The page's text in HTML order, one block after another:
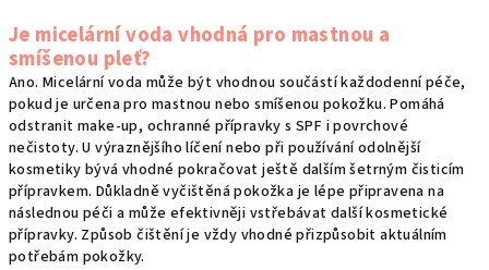
Je micelární voda vhodná pro mastnou a
smíšenou pleť?
Ano. Micelární voda může být vhodnou součástí každodenní péče,
pokud je určena pro mastnou nebo smíšenou pokožku. Pomáhá
odstranit make-up, ochranné přípravky s SPF i povrchové
nečistoty. U výraznějšího líčení nebo při používání odolnější
kosmetiky bývá vhodné pokračovat ještě dalším šetrným čisticím
přípravkem. Důkladně vyčištěná pokožka je lépe připravena na
následnou péči a může efektivněji vstřebávat další kosmetické
přípravky. Způsob čištění je vždy vhodné přizpůsobit aktuálním
potřebám pokožky.